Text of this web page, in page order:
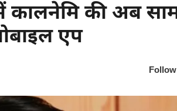
कालनेमि की अब
एप